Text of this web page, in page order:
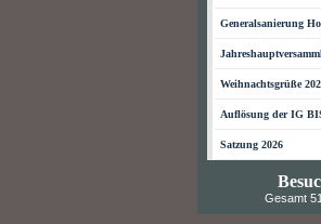
Generalsanierung
Weihnachtsgrüße
Auflösung der IG
Satzung 2026
Gesamt